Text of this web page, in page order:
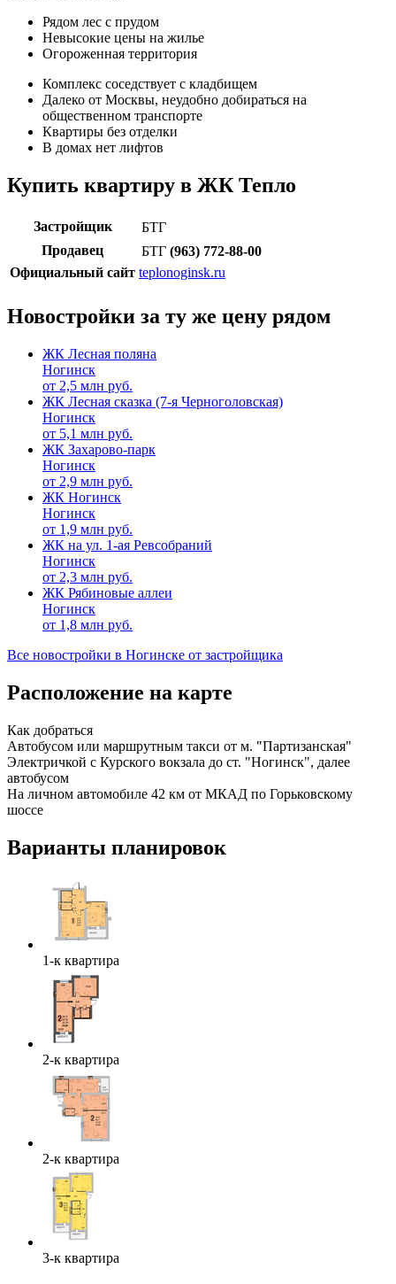
Рядом лес с прудом
Невысокие цены на жилье
Огороженная территория
Комплекс соседствует с кладбищем
Далеко от Москвы, неудобно добираться на
общественном транспорте
Квартиры без отделки
В домах нет лифтов
Купить квартиру в ЖК Тепло
Застройщик
БТГ
Продавец
БТГ (963) 772-88-00
Официальный сайт teplonoginsk.ru
Новостройки за ту же цену рядом
ЖК Лесная поляна
Ногинск
от 2,5 млн руб.
ЖК Лесная сказка (7-я Черноголовская)
Ногинск
от 5,1 млн руб.
ЖК Захарово-парк
Ногинск
от 2,9 млн руб.
ЖК Ногинск
Ногинск
от 1,9 млн руб.
ЖК на ул. 1-ая Ревсобраний
Ногинск
от 2,3 млн руб.
ЖК Рябиновые аллеи
Ногинск
от 1,8 млн руб.
Все новостройки в Ногинске от застройщика
Расположение на карте
Как добраться
Автобусом или маршрутным такси от м. "Партизанская"
Электричкой с Курского вокзала до ст. "Ногинск", далее
автобусом
На личном автомобиле 42 км от МКАД по Горьковскому
шоссе
Варианты планировок
1-к квартира
2-к квартира
2-к квартира
3-к квартира